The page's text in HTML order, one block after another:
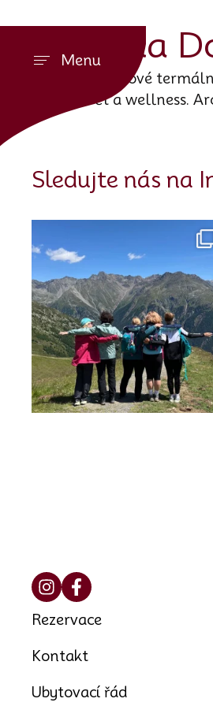
MenuAqua
Designové
svět a wellness.
Sledujte nás na
Rezervace
Kontakt
Ubytovací řád